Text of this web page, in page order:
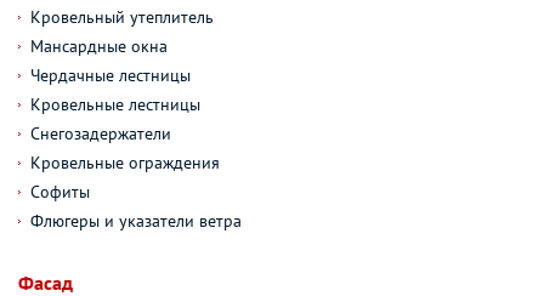
Кровельный утеплитель
Мансардные окна
Чердачные лестницы
Кровельные лестницы
Снегозадержатели
Кровельные ограждения
Софиты
Флюгеры и указатели ветра
Фасад